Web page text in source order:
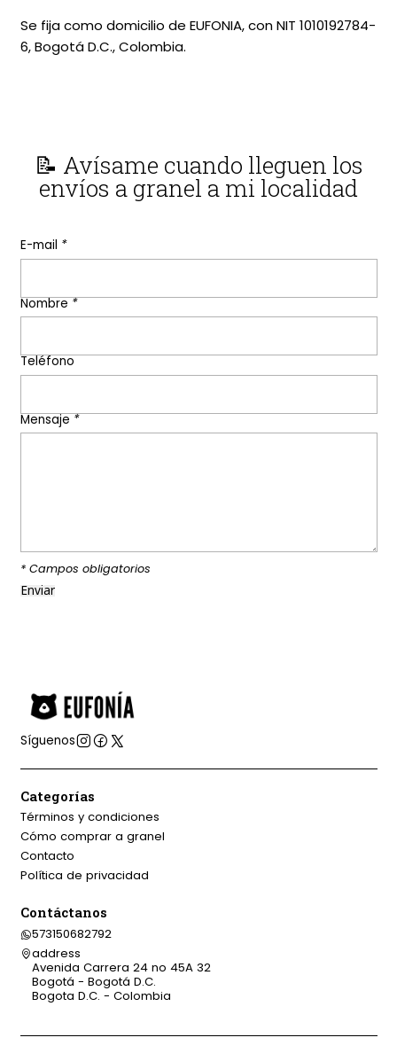
Se fija como domicilio de EUFONIA, con NIT 1010192784-
6, Bogotá D.C., Colombia.
📝 Avísame cuando lleguen los
envíos a granel a mi localidad
E-mail *
Nombre*
Teléfono
Mensaje*
* Campos obligatorios
Síguenos
Categorías
Términos y condiciones
Cómo comprar a granel
Contacto
Política de privacidad
Contáctanos
573150682792
address
Avenida Carrera 24 no 45A 32
Bogotá - Bogotá D.C.
Bogota D.C. - Colombia